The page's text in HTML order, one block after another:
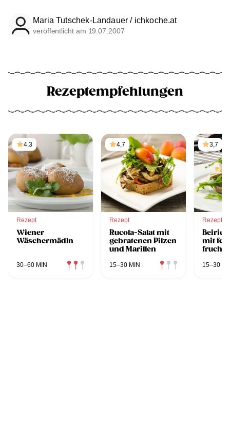
Maria Tutschek-Landauer / ichkoche.at
veröffentlicht am 19.07.2007
Rezeptempfehlungen
4,3
Rezept
Wiener
Wäschermädln
30–60 MIN
4,7
Rezept
Rucola-Salat mit
gebratenen Pilzen
und Marillen
15–30 MIN
3,7
Rezept
mit
15–30